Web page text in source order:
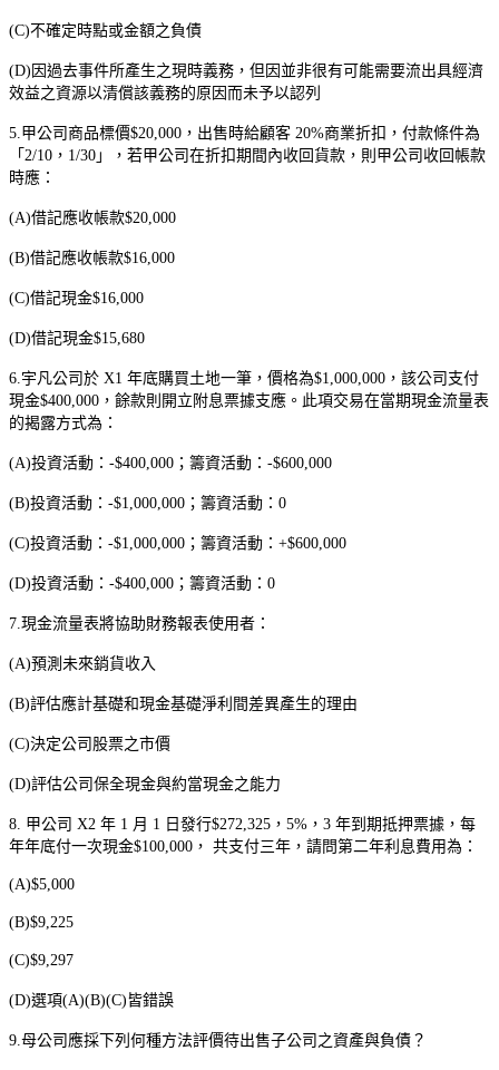
(C)不確定時點或金額之負債
(D) 因過去事件所產生之現時義務，但因並非很有可能需要流出具經濟
效益之資源以清償該義務的原因而未予以認列
5. 甲公司商品標價$20,000 ，出售時給顧客 20%商業折扣，付款條件為
「 2/10 ， 1/30 」，若甲公司在折扣期間內收回貨款，則甲公司收回帳款
時應：
(A)借記應收帳款$20,000
(B)借記應收帳款$16,000
(C)借記現金$16,000
(D)借記現金$15,680
6. 宇凡公司於 X1 年底購買土地一筆，價格為$1,000,000 ，該公司支付
現金$400,000 ，餘款則開立附息票據支應。此項交易在當期現金流量表
的揭露方式為：
(A)投資活動： -$400,000 ；籌資活動： -$600,000
(B)投資活動： -$1,000,000 ；籌資活動： 0
(C)投資活動： -$1,000,000 ；籌資活動： +$600,000
(D)投資活動： -$400,000 ；籌資活動： 0
7. 現金流量表將協助財務報表使用者：
(A)預測未來銷貨收入
(B)評估應計基礎和現金基礎淨利間差異產生的理由
(C)決定公司股票之市價
(D)評估公司保全現金與約當現金之能力
8. 甲公司 X2 年 1 月 1 日發行$272,325 ， 5% ， 3 年到期抵押票據，每
年年底付一次現金$100,000 ， 共支付三年，請問第二年利息費用為：
(A)$5,000
(B)$9,225
(C)$9,297
(D)選項(A)(B)(C)皆錯誤
9. 母公司應採下列何種方法評價待出售子公司之資產與負債？